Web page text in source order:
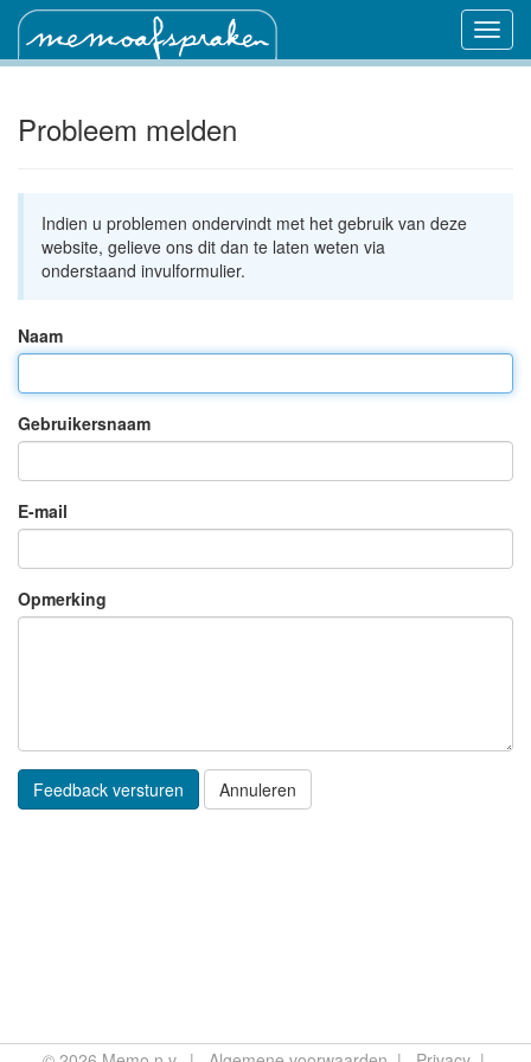
Probleem melden
Indien u problemen ondervindt met het gebruik van deze
website, gelieve ons dit dan te laten weten via
onderstaand invulformulier.
Naam
Gebruikersnaam
E-mail
Opmerking
Annuleren